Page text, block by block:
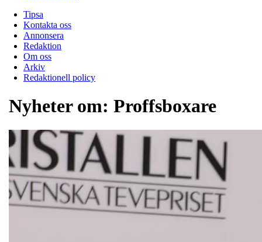
Tipsa
Kontakta oss
Annonsera
Redaktion
Om oss
Arkiv
Redaktionell policy
Nyheter om: Proffsboxare